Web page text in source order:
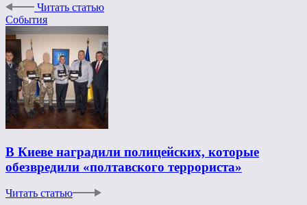
Читать статью
События
В Киеве наградили полицейских, которые
обезвредили «полтавского террориста»
Читать статью